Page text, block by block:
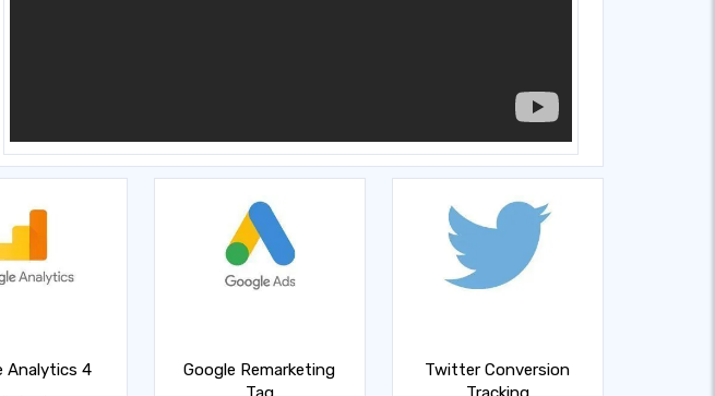
Analytics 4
Google Remarketing
Twitter Conversion